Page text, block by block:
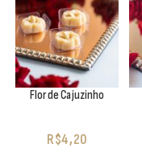
Flor de Cajuzinho
R$4,20